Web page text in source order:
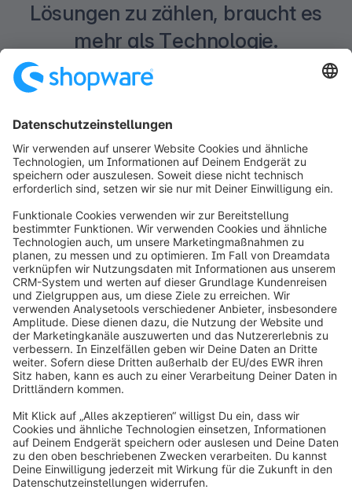
Lösungen zu zählen, braucht es
mehr als Technologie.
Erfahre, warum Forrester Shopware zu den
führenden E-Commerce-Plattformen zählt und
Unterstützung durch das Shopware-Team so
schätzen.
info@shopware.com
Produkt
Lösungen